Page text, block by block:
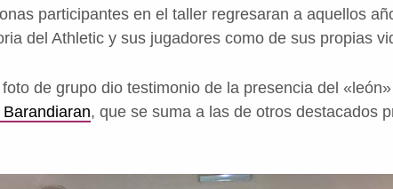
participantes en el taller regresaran a aquellos
del Athletic y sus jugadores como de sus propias
de grupo dio testimonio de la presencia del
, que se suma a las de otros destacados